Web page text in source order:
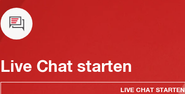
Live Chat starten
LIVE CHAT STARTEN